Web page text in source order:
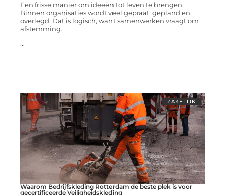
Een frisse manier om ideeën tot leven te brengen
Binnen organisaties wordt veel gepraat, gepland en
overlegd. Dat is logisch, want samenwerken vraagt om
afstemming.
...
ZAKELIJK
Waarom Bedrijfskleding Rotterdam de beste plek is voor
gecertificeerde Veiligheidskleding